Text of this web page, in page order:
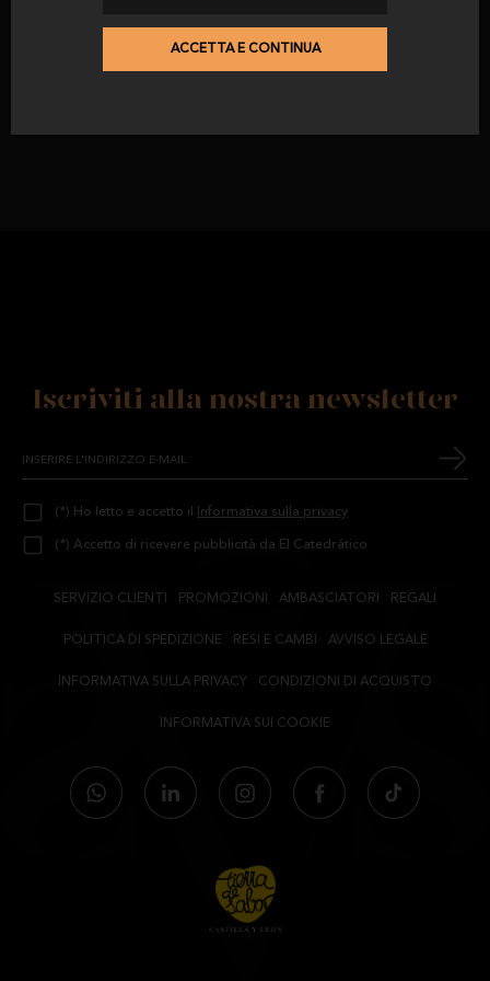
ACCETTA E CONTINUA
de Campo iberico 50% razza
Iscriviti alla nostra newsletter
(*) Ho letto e accetto il Informativa sulla privacy
(*) Accetto di ricevere pubblicità da El Catedrático
SERVIZIO CLIENTI PROMOZIONI AMBASCIATORI REGALI
POLITICA DI SPEDIZIONE RESI E CAMBI AVVISO LEGALE
INFORMATIVA SULLA PRIVACY CONDIZIONI DI ACQUISTO
INFORMATIVA SUI COOKIE